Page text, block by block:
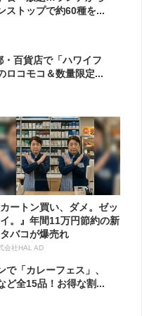
ストップで約60種を...
・百貨店で「ハワイフ
ロコモコ＆数量限定...
カートン買い、ダメ。ゼッ
。』年間11万円節約の新
バコが爆売れ
会社HAL AD
で「カレーフェス」、
ど全15品！お得な割...